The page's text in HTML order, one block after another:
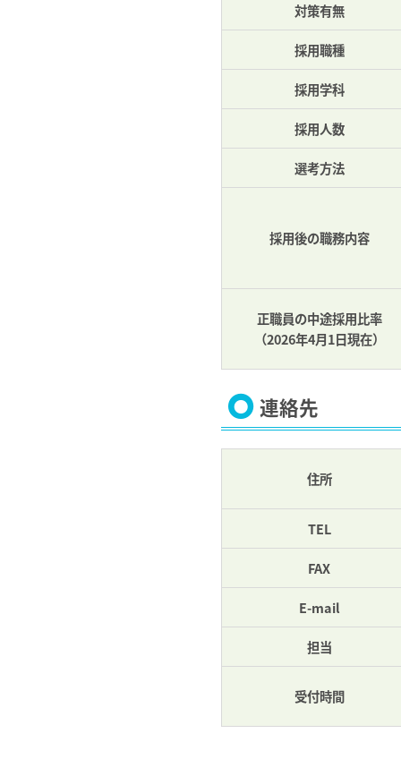
対策有無
採用職種
採用学科
採用人数
選考方法
採用後の職務内容
正職員の中途採用比率
（2026年4月1日現在）
連絡先
住所
TEL
FAX
E-mail
担当
受付時間